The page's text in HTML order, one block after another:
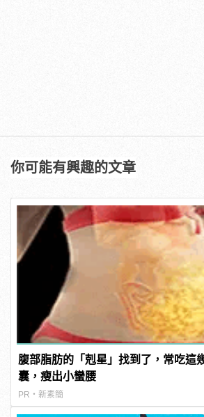
你可能有興趣的文章
腹部脂肪的「剋星」找到了，常吃這
囊，瘦出小蠻腰
PR・新素簡